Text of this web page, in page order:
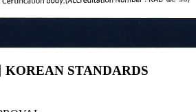
KOREAN STANDARDS